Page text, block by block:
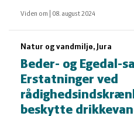
Viden om 08. august 2024
Natur og vandmiljø, Jura
Beder- og Egedal-
Erstatninger ved
beskytte